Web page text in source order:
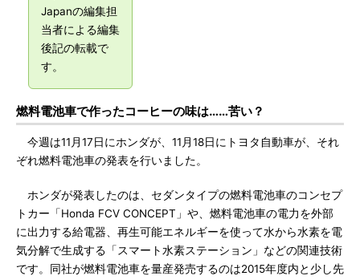
Japanの編集担
当者による編集
後記の転載で
す。
燃料電池車で作ったコーヒーの味は……苦い？
今週は11月17日にホンダが、11月18日にトヨタ自動車が、それ
ぞれ燃料電池車の発表を行いました。
ホンダが発表したのは、セダンタイプの燃料電池車のコンセプ
トカー「Honda FCV CONCEPT」や、燃料電池車の電力を外部
に出力する給電器、再生可能エネルギーを使って水から水素を電
気分解で生成する「スマート水素ステーション」などの関連技術
です。同社が燃料電池車を量産発売するのは2015年度内と少し先